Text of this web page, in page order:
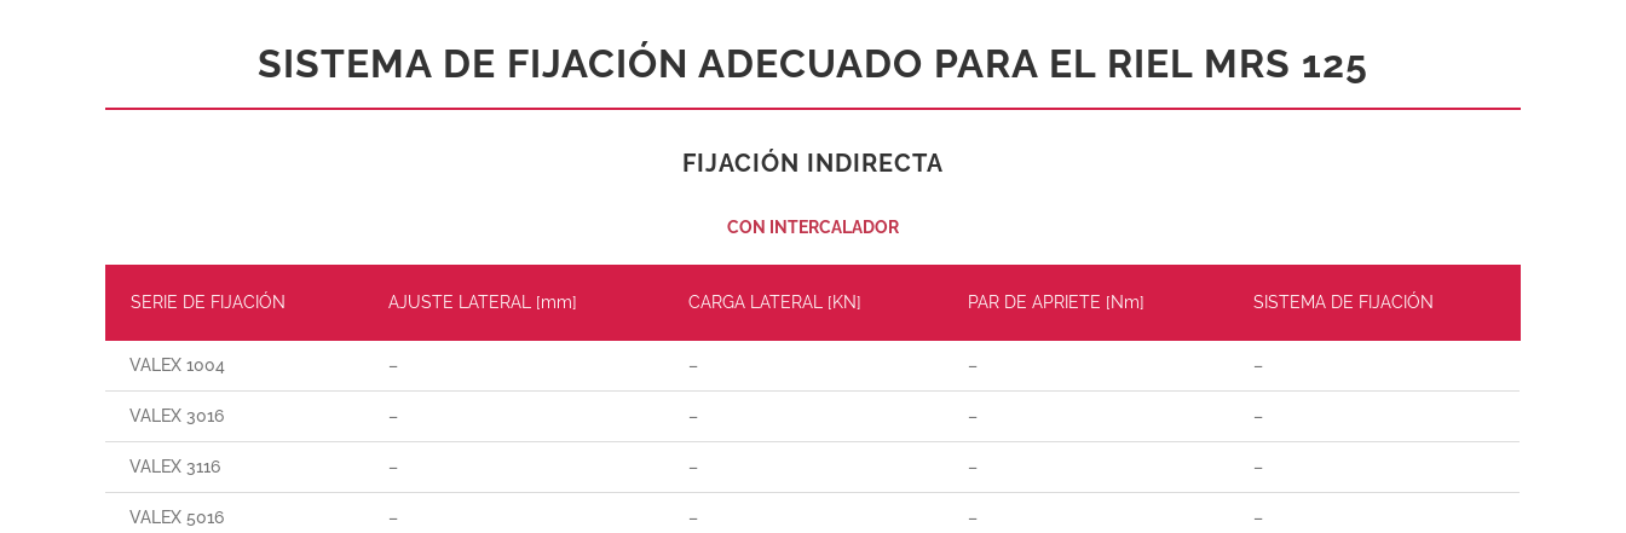
SISTEMA DE FIJACIÓN ADECUADO PARA EL RIEL MRS 125
FIJACIÓN INDIRECTA
CON INTERCALADOR
SERIE DE FIJACIÓN AJUSTE LATERAL [mm] CARGA LATERAL [KN] PAR DE APRIETE [Nm] SISTEMA DE FIJACIÓN
VALEX 1004 – – – –
VALEX 3016 – – – –
VALEX 3116 – – – –
VALEX 5016 – – – –